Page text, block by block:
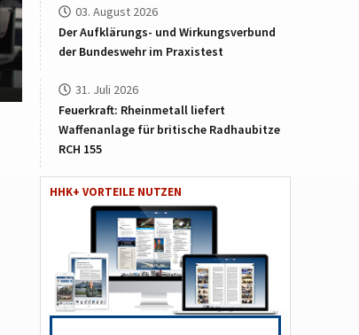
03. August 2026
Der Aufklärungs- und Wirkungsverbund
der Bundeswehr im Praxistest
31. Juli 2026
Feuerkraft: Rheinmetall liefert
Waffenanlage für britische Radhaubitze
RCH 155
HHK+ VORTEILE NUTZEN